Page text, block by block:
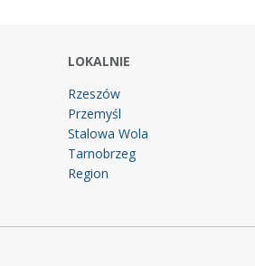
LOKALNIE
Rzeszów
Przemyśl
Stalowa Wola
Tarnobrzeg
Region